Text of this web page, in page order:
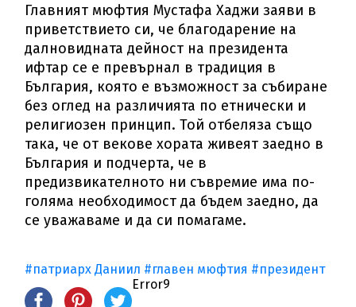
Главният мюфтия Мустафа Хаджи заяви в
приветствието си, че благодарение на
далновидната дейност на президента
ифтар се е превърнал в традиция в
България, която е възможност за събиране
без оглед на различията по етнически и
религиозен принцип. Той отбеляза също
така, че от векове хората живеят заедно в
България и подчерта, че в
предизвикателното ни съвремие има по-
голяма необходимост да бъдем заедно, да
се уважаваме и да си помагаме.
#патриарх Даниил #главен мюфтия #президент
Error9